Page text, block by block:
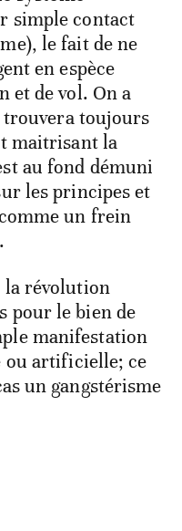
simple contact
le fait de ne
en espèce
et de vol. On a
toujours
maitrisant la
au fond démuni
les principes et
un frein
la révolution
pour le bien de
manifestation
ou artificielle; ce
un gangstérisme